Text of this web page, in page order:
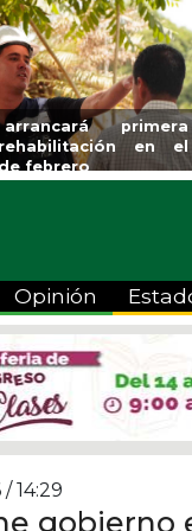
Gobierno
Regreso a Clases
Opinión
14:29
gobierno